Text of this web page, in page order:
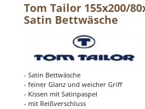
Tom Tailor 155x200/
Satin Bettwäsche
- Satin Bettwäsche
- feiner Glanz und weicher Griff
- Kissen mit Satinpaspel
- mit Reißverschluss